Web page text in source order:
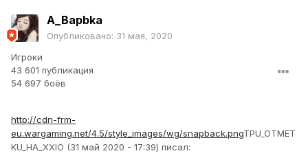
A_Bapbka
Опубликовано: 31 мая, 2020
Игроки
43 601 публикация
54 697 боёв
http://cdn-frm-
eu.wargaming.net/4.5/style_images/wg/snapback.pngTPU_OTMET
KU_HA_XXIO (31 май 2020 - 17:39) писал: